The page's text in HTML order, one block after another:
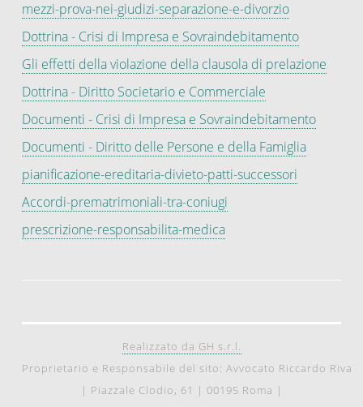
mezzi-prova-nei-giudizi-separazione-e-divorzio
Dottrina - Crisi di Impresa e Sovraindebitamento
Gli effetti della violazione della clausola di prelazione
Dottrina - Diritto Societario e Commerciale
Documenti - Crisi di Impresa e Sovraindebitamento
Documenti - Diritto delle Persone e della Famiglia
pianificazione-ereditaria-divieto-patti-successori
Accordi-prematrimoniali-tra-coniugi
prescrizione-responsabilita-medica
Realizzato da GH s.r.l.
Proprietario e Responsabile del sito: Avvocato Riccardo Riva
| Piazzale Clodio, 61 | 00195 Roma |